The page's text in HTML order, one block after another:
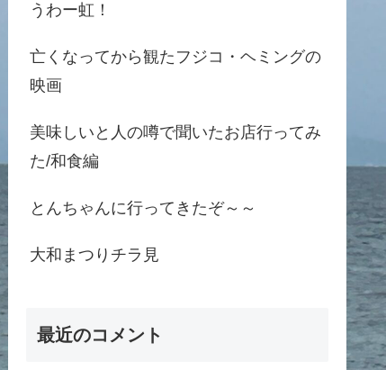
うわー虹！
亡くなってから観たフジコ・ヘミングの
映画
美味しいと人の噂で聞いたお店行ってみ
た/和食編
とんちゃんに行ってきたぞ～～
大和まつりチラ見
最近のコメント